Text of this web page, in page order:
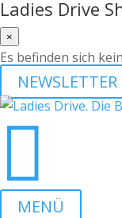
Ladies Drive
×
Es befinden sich
NEWSLETTER

MENÜ